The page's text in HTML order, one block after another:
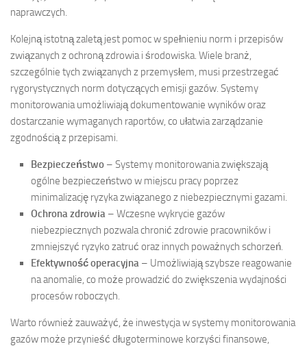
naprawczych.
Kolejną istotną zaletą jest pomoc w spełnieniu norm i przepisów
związanych z ochroną zdrowia i środowiska. Wiele branż,
szczególnie tych związanych z przemysłem, musi przestrzegać
rygorystycznych norm dotyczących emisji gazów. Systemy
monitorowania umożliwiają dokumentowanie wyników oraz
dostarczanie wymaganych raportów, co ułatwia zarządzanie
zgodnością z przepisami.
Bezpieczeństwo – Systemy monitorowania zwiększają
ogólne bezpieczeństwo w miejscu pracy poprzez
minimalizację ryzyka związanego z niebezpiecznymi gazami.
Ochrona zdrowia – Wczesne wykrycie gazów
niebezpiecznych pozwala chronić zdrowie pracowników i
zmniejszyć ryzyko zatruć oraz innych poważnych schorzeń.
Efektywność operacyjna – Umożliwiają szybsze reagowanie
na anomalie, co może prowadzić do zwiększenia wydajności
procesów roboczych.
Warto również zauważyć, że inwestycja w systemy monitorowania
gazów może przynieść długoterminowe korzyści finansowe,